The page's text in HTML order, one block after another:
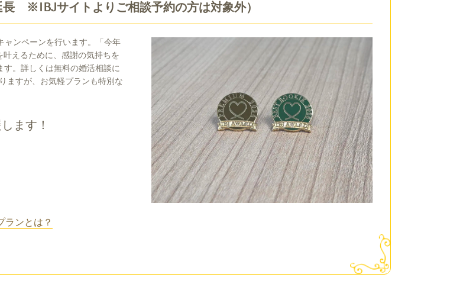
長 ※IBJサイトよりご相談予約の方は対象外）
ャンペーンを行います。「今年
えるために、感謝の気持ちを
。詳しくは無料の婚活相談に
ますが、お気軽プランも特別な
ます！
ランとは？